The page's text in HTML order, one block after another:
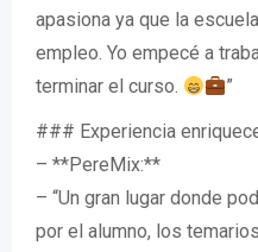
apasiona ya que la
empleo. Yo empecé a
terminar el curso.
”
### Experiencia
– **PereMix:**
– “Un gran lugar donde
por el alumno, los